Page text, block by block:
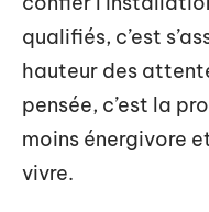
qualifiés, c’est
hauteur des
pensée, c’est la
moins énergivore
vivre.